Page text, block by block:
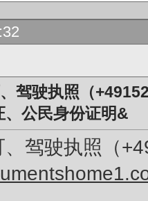
驾驶执照（
公民身份证明&
、驾驶执照（